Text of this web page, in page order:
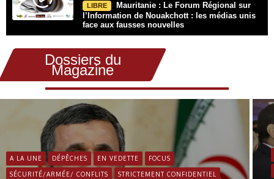
LIBRE
Mauritanie : Le Forum Régional sur
l’Information de Nouakchott : les médias unis
face aux fausses nouvelles
Dossiers du
Magazine
A LA UNE DÉPÊCHES EN VEDETTE FOCUS
SÉCURITÉ/ARMÉE/ CONFLITS STRICTEMENT CONFIDENTIEL